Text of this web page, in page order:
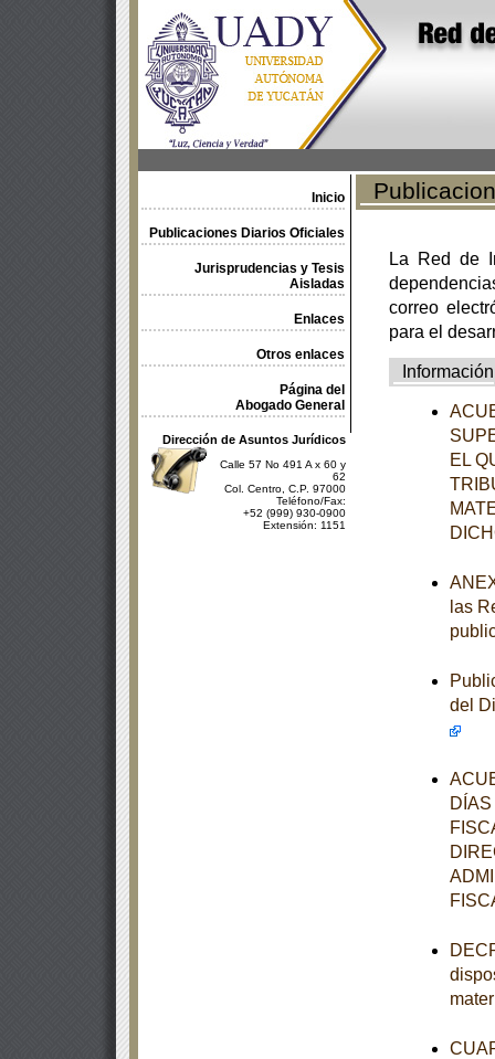
Inicio
Publicaciones Diarios Oficiales
Jurisprudencias y Tesis
Aisladas
Enlaces
Otros enlaces
Página del
Abogado General
Dirección de Asuntos Jurídicos
Calle 57 No 491 A x 60 y
62
Col. Centro, C.P. 97000
Teléfono/Fax:
+52 (999) 930-0900
Extensión: 1151
La Red de
correo
para el
Información
EL
las
del